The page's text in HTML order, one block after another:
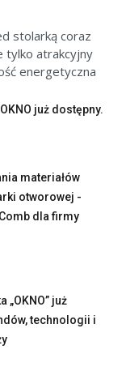
stolarką coraz
tylko atrakcyjny
energetyczna
już dostępny.
materiałów
otworowej -
dla firmy
„OKNO” już
technologii i